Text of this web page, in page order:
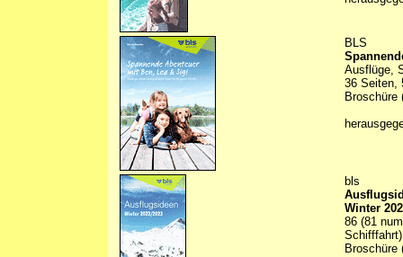
BLS
Ausflüge,
36 Seiten,
Broschüre
bls
Winter
86 (81
Broschüre